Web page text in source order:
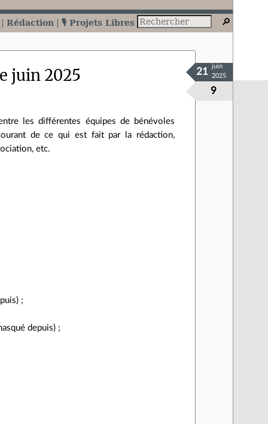
Rédaction 🎙️ Projets Libres
juin 2025
9
21
juin
2025
les différentes équipes de bénévoles
de ce qui est fait par la rédaction,
etc.
;
depuis) ;